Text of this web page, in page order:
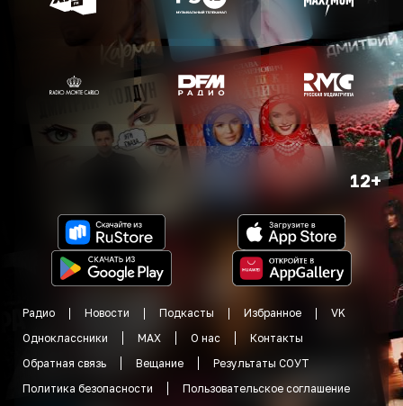
12+
Радио Новости Подкасты Избранное
VK
Одноклассники
MAX О нас
Контакты
Обратная связь
Вещание
Результаты СОУТ
Политика безопасности
Пользовательское соглашение